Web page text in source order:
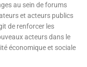
au sein de forums
et acteurs publics
de renforcer les
acteurs dans le
économique et sociale